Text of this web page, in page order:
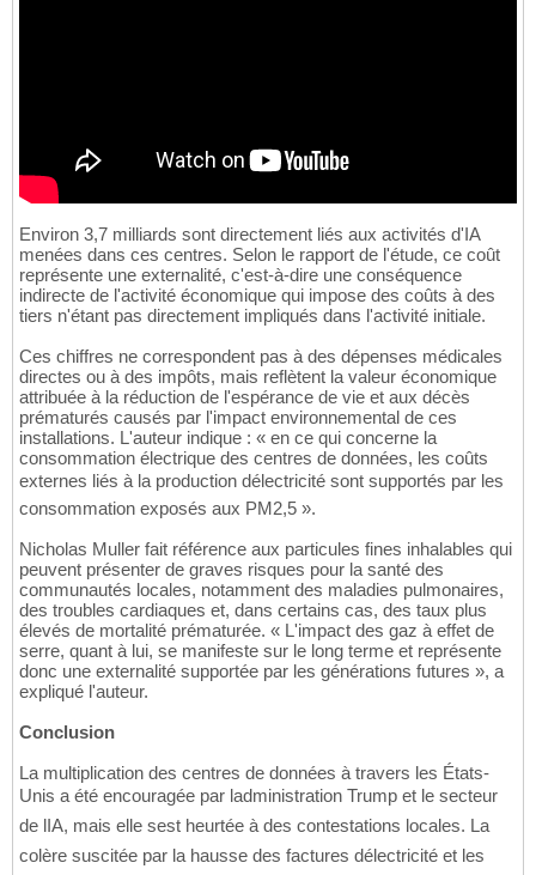
Environ 3,7 milliards sont directement liés aux activités d'IA
menées dans ces centres. Selon le rapport de l'étude, ce coût
représente une externalité, c'est-à-dire une conséquence
indirecte de l'activité économique qui impose des coûts à des
tiers n'étant pas directement impliqués dans l'activité initiale.
Ces chiffres ne correspondent pas à des dépenses médicales
directes ou à des impôts, mais reflètent la valeur économique
attribuée à la réduction de l'espérance de vie et aux décès
prématurés causés par l'impact environnemental de ces
installations. L'auteur indique : « en ce qui concerne la
consommation électrique des centres de données, les coûts
externes liés à la production délectricité sont supportés par les
consommation exposés aux PM2,5 ».
Nicholas Muller fait référence aux particules fines inhalables qui
peuvent présenter de graves risques pour la santé des
communautés locales, notamment des maladies pulmonaires,
des troubles cardiaques et, dans certains cas, des taux plus
élevés de mortalité prématurée. « L'impact des gaz à effet de
serre, quant à lui, se manifeste sur le long terme et représente
donc une externalité supportée par les générations futures », a
expliqué l'auteur.
Conclusion
La multiplication des centres de données à travers les États-
Unis a été encouragée par ladministration Trump et le secteur
de lIA, mais elle sest heurtée à des contestations locales. La
colère suscitée par la hausse des factures délectricité et les